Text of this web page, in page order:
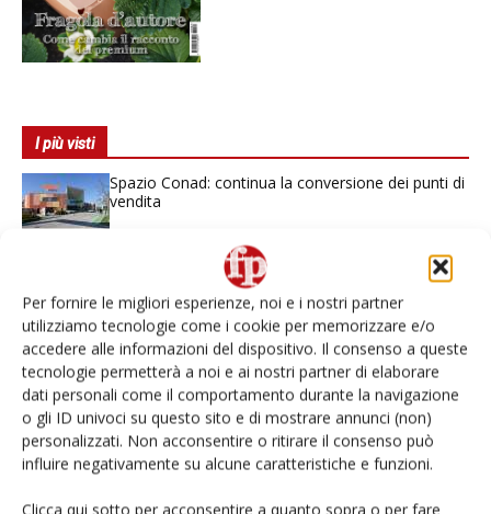
Per fornire le migliori esperienze, noi e i nostri partner
utilizziamo tecnologie come i cookie per memorizzare e/o
accedere alle informazioni del dispositivo. Il consenso a queste
tecnologie permetterà a noi e ai nostri partner di elaborare
dati personali come il comportamento durante la navigazione
o gli ID univoci su questo sito e di mostrare annunci (non)
personalizzati. Non acconsentire o ritirare il consenso può
influire negativamente su alcune caratteristiche e funzioni.
Clicca qui sotto per acconsentire a quanto sopra o per fare
I più visti
Spazio Conad: continua la conversione dei punti di
vendita
L’ortofrutta di Extra Supermercati tra localismo e
Ai #Repartofresh
Non è una susina: è Metis… e può rivoluzionare la
categoria
Andamento prezzi ortofrutta in Italia al 27 luglio
2026
Leonardo Odorizzi: “Dobbiamo creare stupore nel